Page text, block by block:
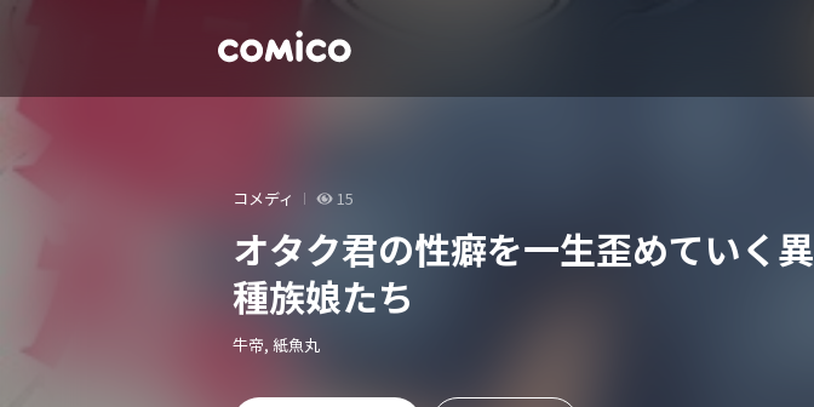
コメディ 15
オタク君の性癖を一生歪めていく異
種族娘たち
牛帝, 紙魚丸